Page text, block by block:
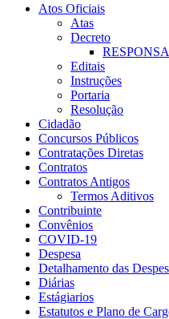
Atos Oficiais
Atas
Decreto
Editais
Instruções
Portaria
Resolução
Cidadão
Concursos Públicos
Contratações Diretas
Contratos
Contratos Antigos
Termos Aditivos
Contribuinte
Convênios
COVID-19
Despesa
Detalhamento das
Diárias
Estágiarios
Estatutos e Plano de